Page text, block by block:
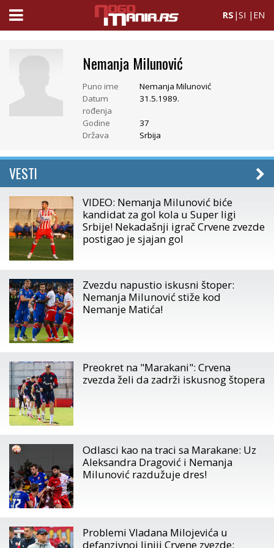
RS |SI | EN
Nemanja Milunović
Puno ime
Nemanja Milunović
Datum
rođenja
31.5.1989.
Godine
37
Država
Srbija
VESTI
VIDEO: Nemanja Milunović biće
kandidat za gol kola u Super ligi
Srbije! Nekadašnji igrač Crvene zvezde
postigao je sjajan gol
Zvezdu napustio iskusni štoper:
Nemanja Milunović stiže kod
Nemanje Matića!
Preokret na "Marakani": Crvena
zvezda želi da zadrži iskusnog štopera
Odlasci kao na traci sa Marakane: Uz
Aleksandra Dragović i Nemanja
Milunović razdužuje dres!
Problemi Vladana Milojevića u
defanzivnoj liniji Crvene zvezde: